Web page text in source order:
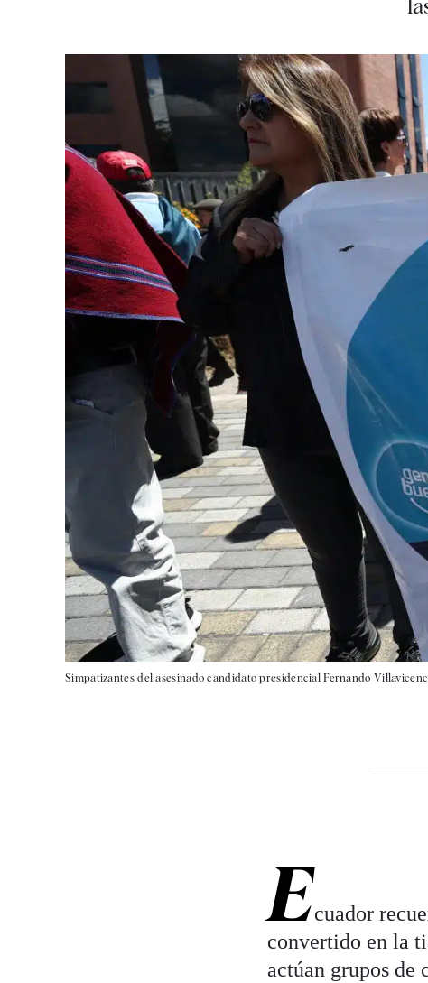
Simpatizantes del asesinado candidato presidencial Fernando
Ecuador
convertido en la
actúan grupos de